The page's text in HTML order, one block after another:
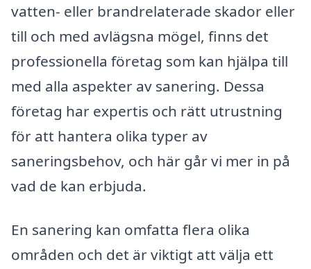
vatten- eller brandrelaterade skador eller
till och med avlägsna mögel, finns det
professionella företag som kan hjälpa till
med alla aspekter av sanering. Dessa
företag har expertis och rätt utrustning
för att hantera olika typer av
saneringsbehov, och här går vi mer in på
vad de kan erbjuda.
En sanering kan omfatta flera olika
områden och det är viktigt att välja ett